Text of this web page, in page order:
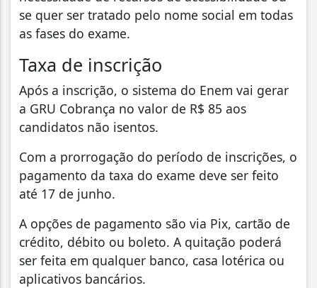
se quer ser tratado pelo nome social em todas
as fases do exame.
Taxa de inscrição
Após a inscrição, o sistema do Enem vai gerar
a GRU Cobrança no valor de R$ 85 aos
candidatos não isentos.
Com a prorrogação do período de inscrições, o
pagamento da taxa do exame deve ser feito
até 17 de junho.
A opções de pagamento são via Pix, cartão de
crédito, débito ou boleto. A quitação poderá
ser feita em qualquer banco, casa lotérica ou
aplicativos bancários.